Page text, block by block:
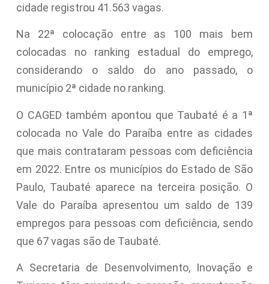
cidade registrou 41.563 vagas.
Na 22ª colocação entre as 100 mais bem
colocadas no ranking estadual do emprego,
considerando o saldo do ano passado, o
município 2ª cidade no ranking.
O CAGED também apontou que Taubaté é a 1ª
colocada no Vale do Paraíba entre as cidades
que mais contrataram pessoas com deficiência
em 2022. Entre os municípios do Estado de São
Paulo, Taubaté aparece na terceira posição. O
Vale do Paraíba apresentou um saldo de 139
empregos para pessoas com deficiência, sendo
que 67 vagas são de Taubaté.
A Secretaria de Desenvolvimento, Inovação e